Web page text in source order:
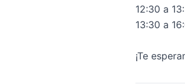
12:30 a
13:30 a
¡Te